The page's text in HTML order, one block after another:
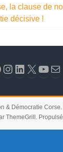
la clause de
décisive !
& Démocratie Corse
ThemeGrill.